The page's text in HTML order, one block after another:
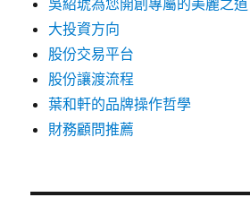
吳紹琥為您開創專屬的美麗之道
大投資方向
股份交易平台
股份讓渡流程
葉和軒的品牌操作哲學
財務顧問推薦